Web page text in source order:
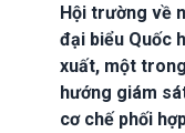
Hội trường về
đại biểu Quốc
xuất, một
hướng giám
cơ chế phối